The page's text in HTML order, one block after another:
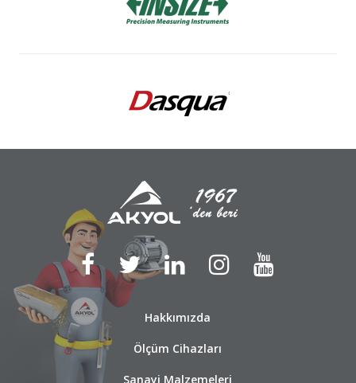
Hakkımızda
Ölçüm Cihazları
Sanayi Malzemeleri